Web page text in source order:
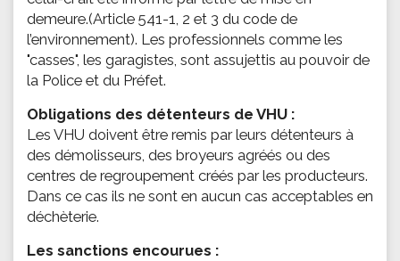
demeure.(Article 541-1, 2 et 3 du code de
l’environnement). Les professionnels comme les
"casses", les garagistes, sont assujettis au pouvoir de
la Police et du Préfet.
Obligations des détenteurs de VHU :
Les VHU doivent être remis par leurs détenteurs à
des démolisseurs, des broyeurs agréés ou des
centres de regroupement créés par les producteurs.
Dans ce cas ils ne sont en aucun cas acceptables en
déchèterie.
Les sanctions encourues :